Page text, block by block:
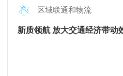
区域联通和物流
新质领航 放大交通经济带动